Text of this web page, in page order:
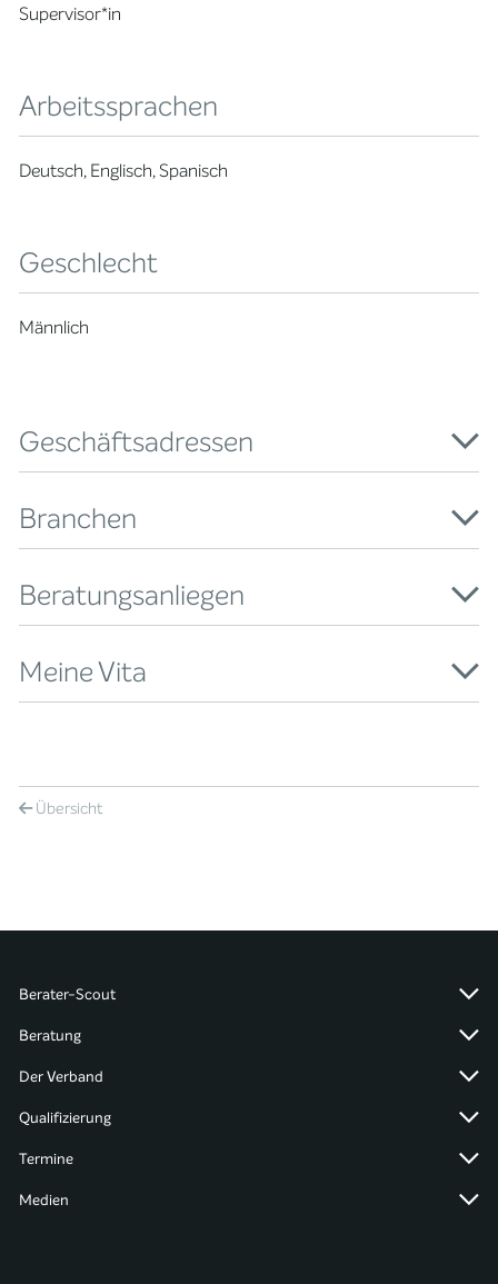
Supervisor*in
Arbeitssprachen
Deutsch, Englisch, Spanisch
Geschlecht
Männlich
Geschäftsadressen
Branchen
Beratungsanliegen
Meine Vita
Übersicht
Berater-Scout
Beratung
Der Verband
Qualifizierung
Termine
Medien